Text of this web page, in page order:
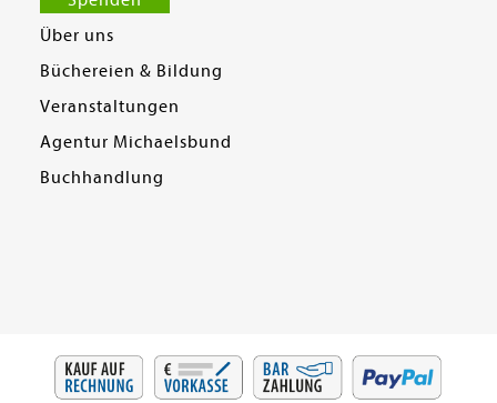
Über uns
Büchereien & Bildung
Veranstaltungen
Agentur Michaelsbund
Buchhandlung